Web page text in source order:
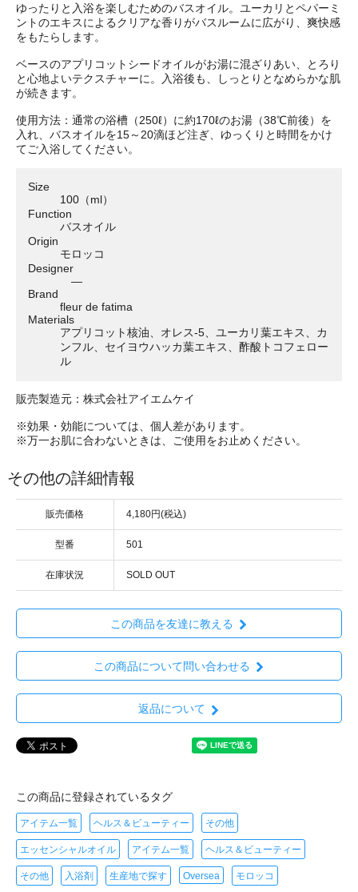
ゆったりと入浴を楽しむためのバスオイル。ユーカリとペパーミ
ントのエキスによるクリアな香りがバスルームに広がり、爽快感
をもたらします。
ベースのアプリコットシードオイルがお湯に混ざりあい、とろり
と心地よいテクスチャーに。入浴後も、しっとりとなめらかな肌
が続きます。
使用方法：通常の浴槽（250ℓ）に約170ℓのお湯（38℃前後）を
入れ、バスオイルを15～20滴ほど注ぎ、ゆっくりと時間をかけ
てご入浴してください。
Size
100（ml）
Function
バスオイル
Origin
モロッコ
Designer
―
Brand
fleur de fatima
Materials
アプリコット核油、オレス-5、ユーカリ葉エキス、カ
ンフル、セイヨウハッカ葉エキス、酢酸トコフェロー
ル
販売製造元：株式会社アイエムケイ
※効果・効能については、個人差があります。
※万一お肌に合わないときは、ご使用をお止めください。
その他の詳細情報
販売価格 4,180円(税込)
型番 501
在庫状況 SOLD OUT
この商品を友達に教える
この商品について問い合わせる
返品について
この商品に登録されているタグ
アイテム一覧 ヘルス＆ビューティー その他
エッセンシャルオイル アイテム一覧 ヘルス＆ビューティー
その他 入浴剤 生産地で探す Oversea モロッコ